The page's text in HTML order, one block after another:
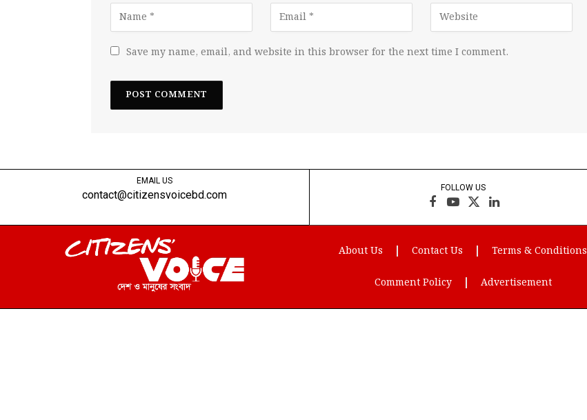
Save my name, email, and website in this browser for the next time I comment.
EMAIL US
contact@citizensvoicebd.com
FOLLOW US
Facebook
YouTube
X
(Twitter)
LinkedIn
About Us Contact Us Terms & Conditions
Comment Policy Advertisement